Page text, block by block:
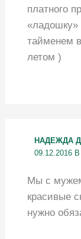
платного
«ладошку»
тайменем
летом )
НАДЕЖДА
09.12.2016
Мы с
красивые
нужно